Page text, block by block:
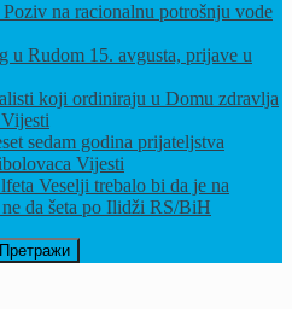
na racionalnu potrošnju vode
u Rudom 15. avgusta, prijave u
koji ordiniraju u Domu zdravlja
Vijesti
sedam godina prijateljstva
Vijesti
Veselji trebalo bi da je na
da šeta po Ilidži RS/BiH